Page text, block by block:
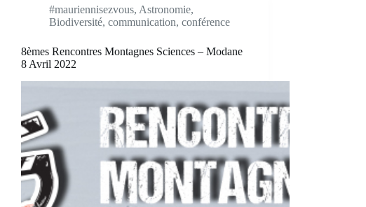
#mauriennisezvous, Astronomie,
Biodiversité, communication, conférence
8èmes Rencontres Montagnes Sciences – Modane
8 Avril 2022